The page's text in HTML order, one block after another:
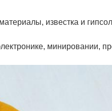
известка и
минировании,